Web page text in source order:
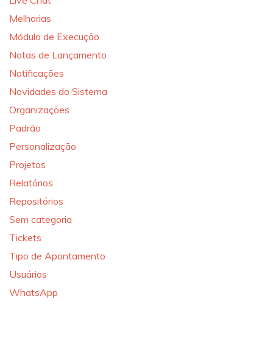
Melhorias
Módulo de Execução
Notas de Lançamento
Notificações
Novidades do Sistema
Organizações
Padrão
Personalização
Projetos
Relatórios
Repositórios
Sem categoria
Tickets
Tipo de Apontamento
Usuários
WhatsApp